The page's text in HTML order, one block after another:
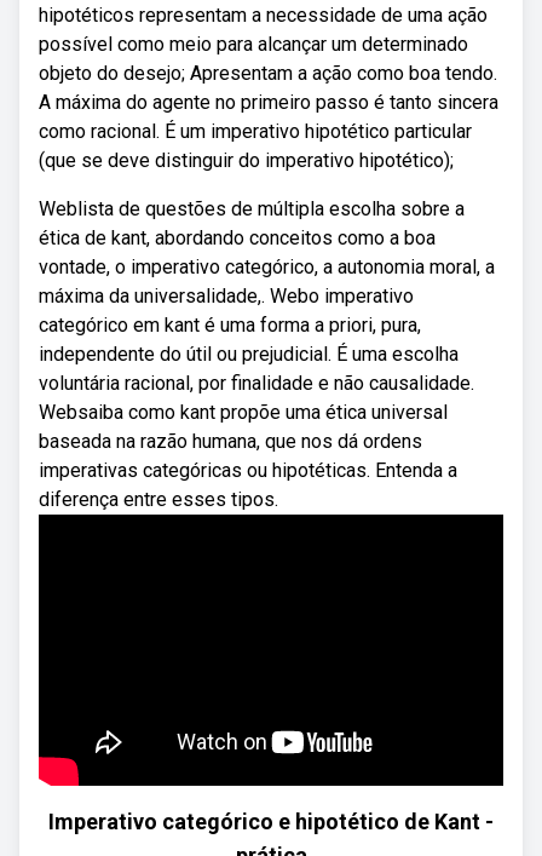
hipotéticos representam a necessidade de uma ação
possível como meio para alcançar um determinado
objeto do desejo; Apresentam a ação como boa tendo.
A máxima do agente no primeiro passo é tanto sincera
como racional. É um imperativo hipotético particular
(que se deve distinguir do imperativo hipotético);
Weblista de questões de múltipla escolha sobre a
ética de kant, abordando conceitos como a boa
vontade, o imperativo categórico, a autonomia moral, a
máxima da universalidade,. Webo imperativo
categórico em kant é uma forma a priori, pura,
independente do útil ou prejudicial. É uma escolha
voluntária racional, por finalidade e não causalidade.
Websaiba como kant propõe uma ética universal
baseada na razão humana, que nos dá ordens
imperativas categóricas ou hipotéticas. Entenda a
diferença entre esses tipos.
Imperativo categórico e hipotético de Kant -